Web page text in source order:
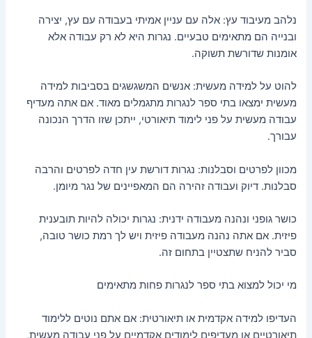
נלהב מעיבוד עץ: אלה עם עניין אמיתי בעבודה עם עץ, יצירה
ובנייה הם מתאימים טבעיים. נגרות היא לא רק עבודה אלא
אומנות שדורשת תשוקה.
להוט על למידה מעשית: אנשים המשגשגים בסביבות למידה
מעשית ימצאו בתי ספר לנגרות מתגמלים מאוד. אם אתה מעדיף
עבודה מעשית על פני לימוד תיאורטי, ייתכן שזו הדרך הנכונה
עבורך.
מכוון לפרטים וסבלנות: נגרות דורשת עין חדה לפרטים והרבה
סבלנות. דיוק ועבודה זהירה הם המאפיינים של נגר מיומן.
כושר גופני ונהנה מעבודה ידנית: נגרות יכולה להיות תובענית
פיזית. אם אתה נהנה מעבודה פיזית ויש לך רמת כושר טובה,
סביר להניח שתצטיין בתחום זה.
מי יכול למצוא בתי ספר לנגרות פחות מתאימים
העדיפו למידה אקדמית או תיאורטית: אם אתם נוטים ללימוד
תיאורטיים או מעדיפים לימודים אקדמיים על פני עבודה מעשית,